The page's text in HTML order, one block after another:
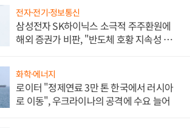
전자·전기·정보통신
삼성전자 SK하이닉스 소극적 주주환원에
해외 증권가 비판, "반도체 호황 지속성 의
화학·에너지
로이터 "정제연료 3만 톤 한국에서 러시아
로 이동", 우크라이나의 공격에 수요 늘어